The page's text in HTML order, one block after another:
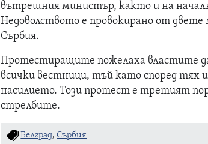
вътрешния министър, както и на
Недоволството е провокирано от
Сърбия.
Протестиращите пожелаха властите
всички вестници, тъй като според тях
насилието. Този протест е третият
стрелбите.
Белград,Сърбия